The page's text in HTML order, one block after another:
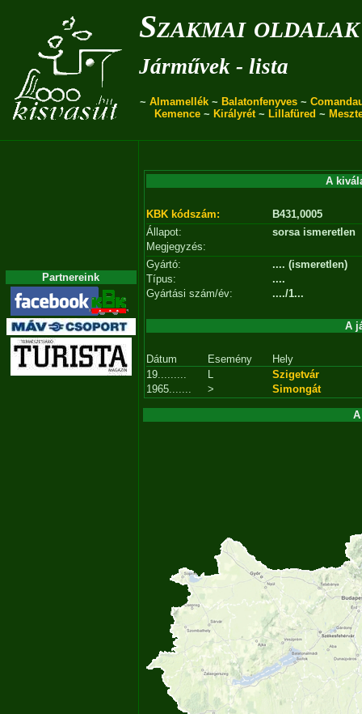
Szakmai oldalak
Járművek - lista
~ Almamellék ~ Balatonfenyves ~
Kemence ~ Királyrét~ Lillafüred ~
Partnereink
A
KBK kódszám:
B431,0005
Állapot:
sorsa ismeretlen
Megjegyzés:
Gyártó:
.... (ismeretlen)
Típus:
....
Gyártási szám/év:
..../1...
A
Dátum Esemény
Hely
19.........
L
Szigetvár
1965.......
> Simongát